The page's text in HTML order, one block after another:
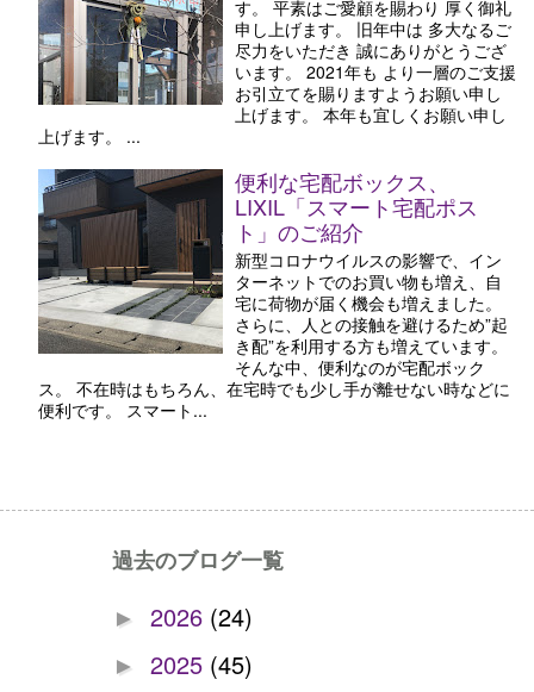
す。 平素はご愛顧を賜わり 厚く御礼
申し上げます。 旧年中は 多大なるご
尽力をいただき 誠にありがとうござ
います。 2021年も より一層のご支援
お引立てを賜りますようお願い申し
上げます。 本年も宜しくお願い申し
上げます。 ...
便利な宅配ボックス、
LIXIL「スマート宅配ポス
ト」のご紹介
新型コロナウイルスの影響で、イン
ターネットでのお買い物も増え、自
宅に荷物が届く機会も増えました。
さらに、人との接触を避けるため”起
き配”を利用する方も増えています。
そんな中、便利なのが宅配ボック
ス。 不在時はもちろん、在宅時でも少し手が離せない時などに
便利です。 スマート...
過去のブログ一覧
► 2026 (24)
► 2025 (45)